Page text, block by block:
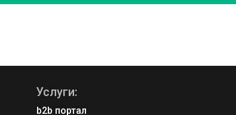
Услуги:
b2b портал